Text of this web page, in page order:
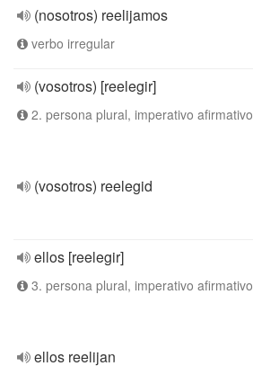
(nosotros) reelijamos
verbo irregular
(vosotros) [reelegir]
2. persona plural, imperativo afirmativo
(vosotros) reelegid
ellos [reelegir]
3. persona plural, imperativo afirmativo
ellos reelijan